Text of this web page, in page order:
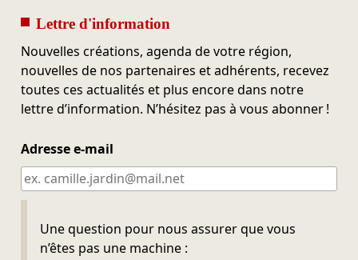
Lettre d'information
Nouvelles créations, agenda de votre région,
nouvelles de nos partenaires et adhérents, recevez
toutes ces actualités et plus encore dans notre
lettre d’information. N’hésitez pas à vous abonner !
Adresse e-mail
Une question pour nous assurer que vous
n’êtes pas une machine :
Ne pas remplir